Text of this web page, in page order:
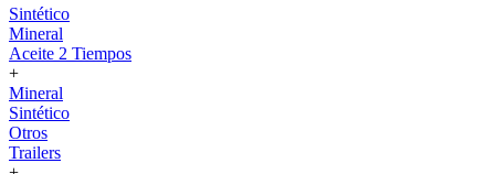
Sintético
Mineral
Aceite 2 Tiempos
+
Mineral
Sintético
Otros
Trailers